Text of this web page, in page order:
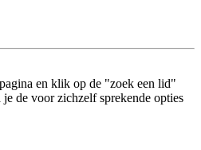
en klik op de "zoek een lid"
de voor zichzelf sprekende opties